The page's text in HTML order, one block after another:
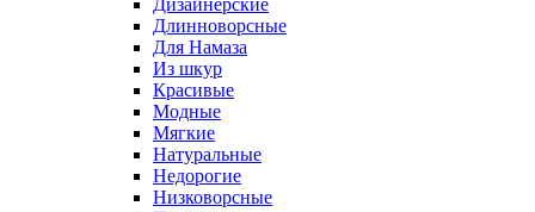
Дизайнерские
Длинноворсные
Для Намаза
Из шкур
Красивые
Модные
Мягкие
Натуральные
Недорогие
Низковорсные